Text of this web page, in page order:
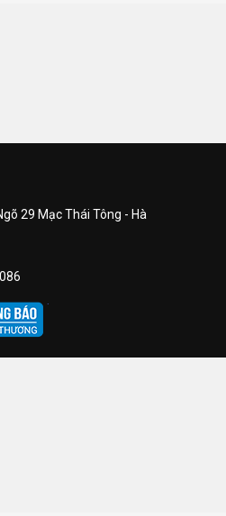
29 Mạc Thái Tông - Hà